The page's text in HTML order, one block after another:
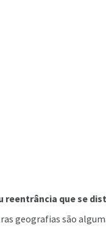
reentrância que se
geografias são